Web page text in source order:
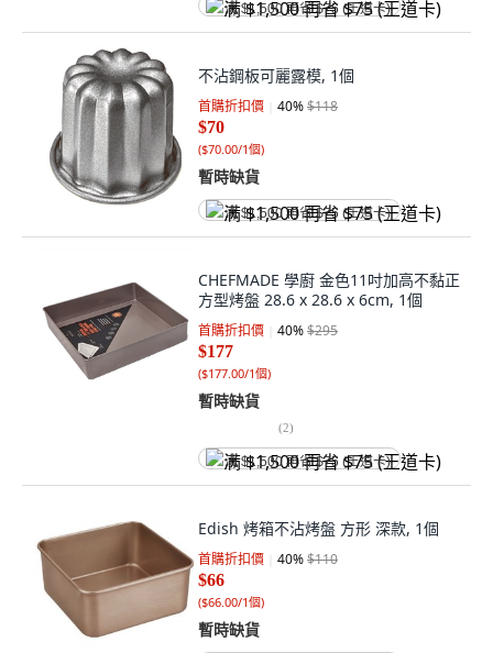
满 $1,500 再省 $75 (王道卡)
不沾鋼板可麗露模, 1個
首購折扣價 40%$118
$70
($70.00/1個)
暫時缺貨
满 $1,500 再省 $75 (王道卡)
CHEFMADE 學廚 金色11吋加高不黏正
方型烤盤 28.6 x 28.6 x 6cm, 1個
首購折扣價 40%$295
$177
($177.00/1個)
暫時缺貨
(2)
满 $1,500 再省 $75 (王道卡)
Edish 烤箱不沾烤盤 方形 深款, 1個
首購折扣價 40%$110
$66
($66.00/1個)
暫時缺貨